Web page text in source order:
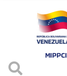
MIPPCI